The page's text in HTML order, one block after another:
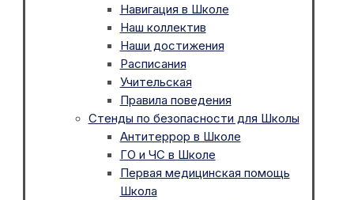
Навигация в Школе
Наш коллектив
Наши достижения
Расписания
Учительская
Правила поведения
Стенды по безопасности для Школы
Антитеррор в Школе
ГО и ЧС в Школе
Первая медицинская помощь
Школа